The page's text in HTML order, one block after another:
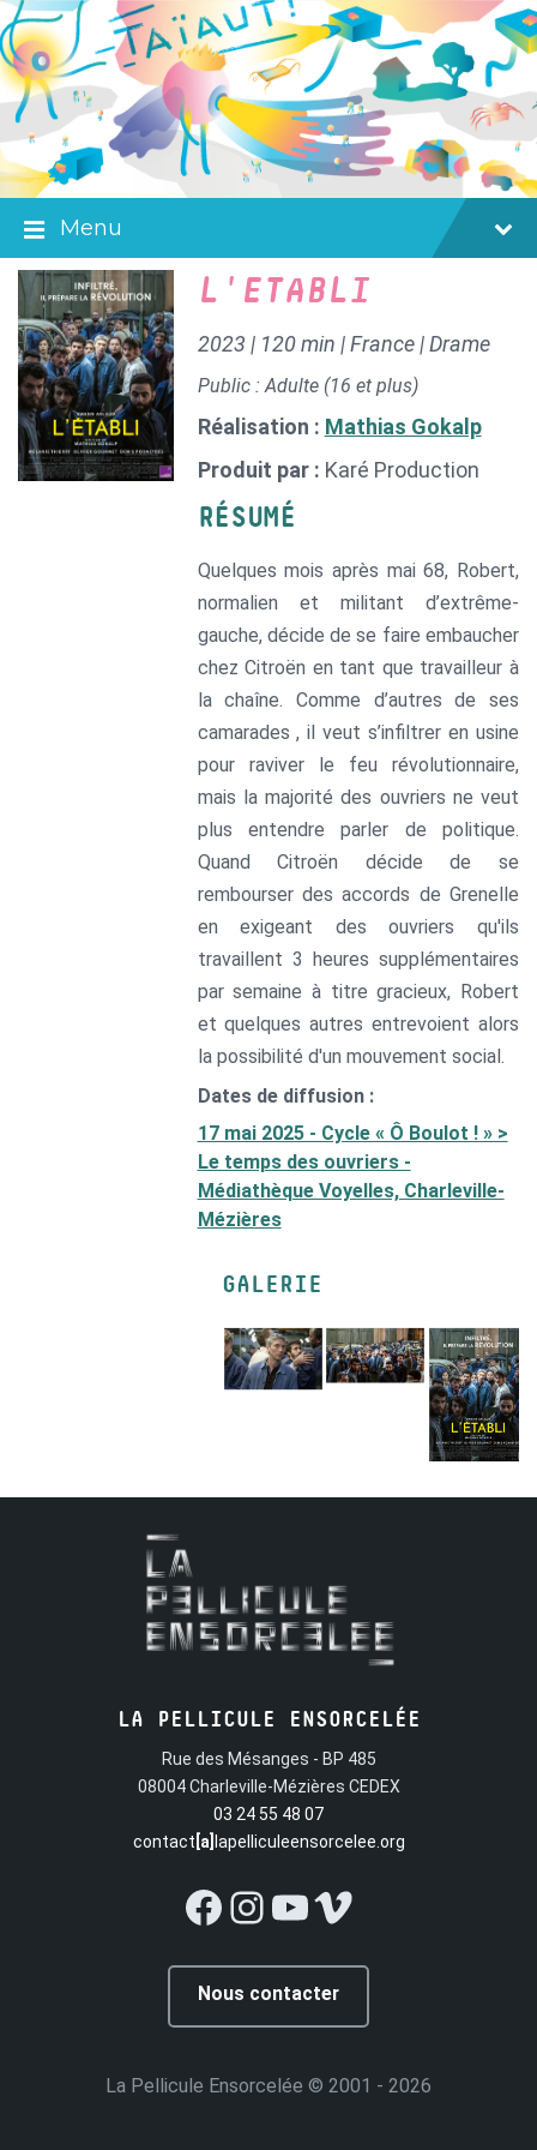
Skip
to
content
Skip
to
main
navigation
Skip
to
footer
Menu
L'ETABLI
2023 | 120 min | France | Drame
Public : Adulte (16 et plus)
Réalisation : Mathias Gokalp
Produit par : Karé Production
RÉSUMÉ
Quelques mois après mai 68, Robert,
normalien et militant d’extrême-
gauche, décide de se faire embaucher
chez Citroën en tant que travailleur à
la chaîne. Comme d’autres de ses
camarades , il veut s’infiltrer en usine
pour raviver le feu révolutionnaire,
mais la majorité des ouvriers ne veut
plus entendre parler de politique.
Quand Citroën décide de se
rembourser des accords de Grenelle
en exigeant des ouvriers qu'ils
travaillent 3 heures supplémentaires
par semaine à titre gracieux, Robert
et quelques autres entrevoient alors
la possibilité d'un mouvement social.
Dates de diffusion :
17 mai 2025 - Cycle « Ô Boulot ! » >
Le temps des ouvriers -
Médiathèque Voyelles, Charleville-
Mézières
GALERIE
LA PELLICULE ENSORCELÉE
Rue des Mésanges - BP 485
08004 Charleville-Mézières CEDEX
03 24 55 48 07
contact [a] lapelliculeensorcelee.org
Facebook
Instagram
YouTube
Vimeo
Nous contacter
La Pellicule Ensorcelée © 2001 - 2026